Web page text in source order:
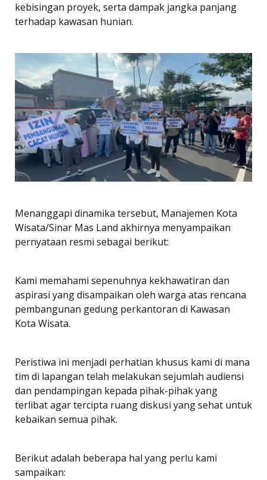
kebisingan proyek, serta dampak jangka panjang
terhadap kawasan hunian.
Menanggapi dinamika tersebut, Manajemen Kota
Wisata/Sinar Mas Land akhirnya menyampaikan
pernyataan resmi sebagai berikut:
Kami memahami sepenuhnya kekhawatiran dan
aspirasi yang disampaikan oleh warga atas rencana
pembangunan gedung perkantoran di Kawasan
Kota Wisata.
Peristiwa ini menjadi perhatian khusus kami di mana
tim di lapangan telah melakukan sejumlah audiensi
dan pendampingan kepada pihak-pihak yang
terlibat agar tercipta ruang diskusi yang sehat untuk
kebaikan semua pihak.
Berikut adalah beberapa hal yang perlu kami
sampaikan: